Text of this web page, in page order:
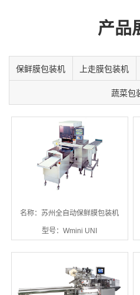
产品
保鲜膜包装机 上走膜包装机
蔬菜包
名称：苏州全自动保鲜膜包装机
型号：Wmini UNI